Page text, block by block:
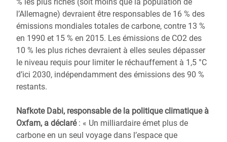
l’Allemagne) devraient être responsables de 16 % des
émissions mondiales totales de carbone, contre 13 %
en 1990 et 15 % en 2015. Les émissions de CO2 des
10 % les plus riches devraient à elles seules dépasser
le niveau requis pour limiter le réchauffement à 1,5 °C
d’ici 2030, indépendamment des émissions des 90 %
restants.
Nafkote Dabi, responsable de la politique climatique à
Oxfam, a déclaré: « Un milliardaire émet plus de
carbone en un seul voyage dans l’espace que